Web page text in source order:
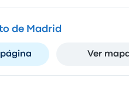
de Madrid
Ver